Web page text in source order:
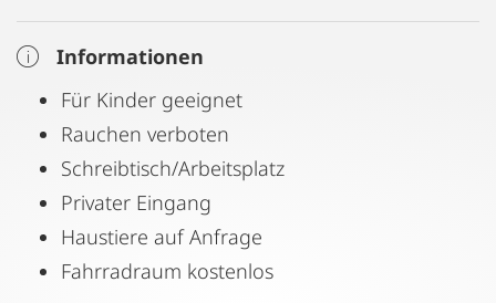
Informationen
Für Kinder geeignet
Rauchen verboten
Schreibtisch/Arbeitsplatz
Privater Eingang
Haustiere auf Anfrage
Fahrradraum kostenlos